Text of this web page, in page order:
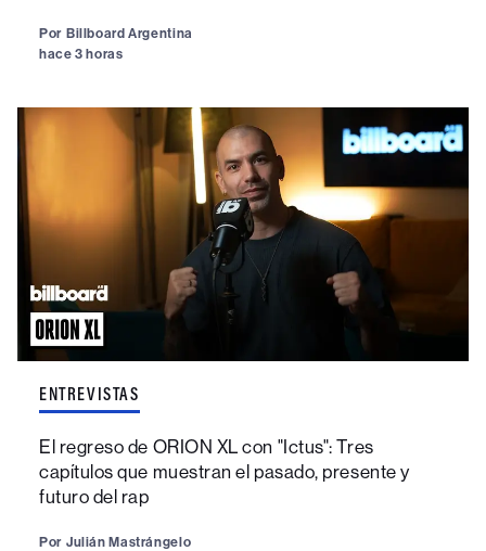
Por Billboard Argentina
hace 3 horas
ENTREVISTAS
El regreso de ORION XL con "Ictus": Tres
capítulos que muestran el pasado, presente y
futuro del rap
Por Julián Mastrángelo